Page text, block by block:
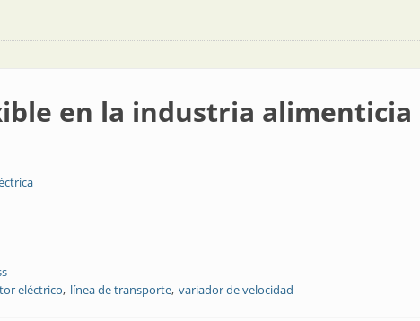
en la industria alimenticia
eléctrico línea de transporte variador de velocidad